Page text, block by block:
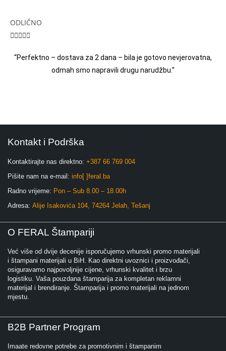
ODLIČNO

“Perfektno – dostava za 2 dana – bila je gotovo nevjerovatna,
odmah smo napravili drugu narudžbu.”
Kontakt i Podrška
Kontaktirajte nas direktno: +387 66 769 004
Pišite nam na e-mail: info[ ]feral.ba
Radno vrijeme: Pon – Sub 8.00 – 18.00h
Adresa: Alije Isakovića 104, 74264 Jelah, Tešanj
O FERAL Štampariji
Već više od dvije decenije isporučujemo vrhunski promo materijali
i štampani materijali u BiH. Kao direktni uvoznici i proizvođači,
osiguravamo najpovoljnije cijene, vrhunski kvalitet i brzu
logistiku. Vaša pouzdana štamparija za kompletan reklamni
materijal i brendiranje. Štamparija i promo materijali na jednom
mjestu.
B2B Partner Program
Imaate redovne potrebe za promotivnim i štampanim